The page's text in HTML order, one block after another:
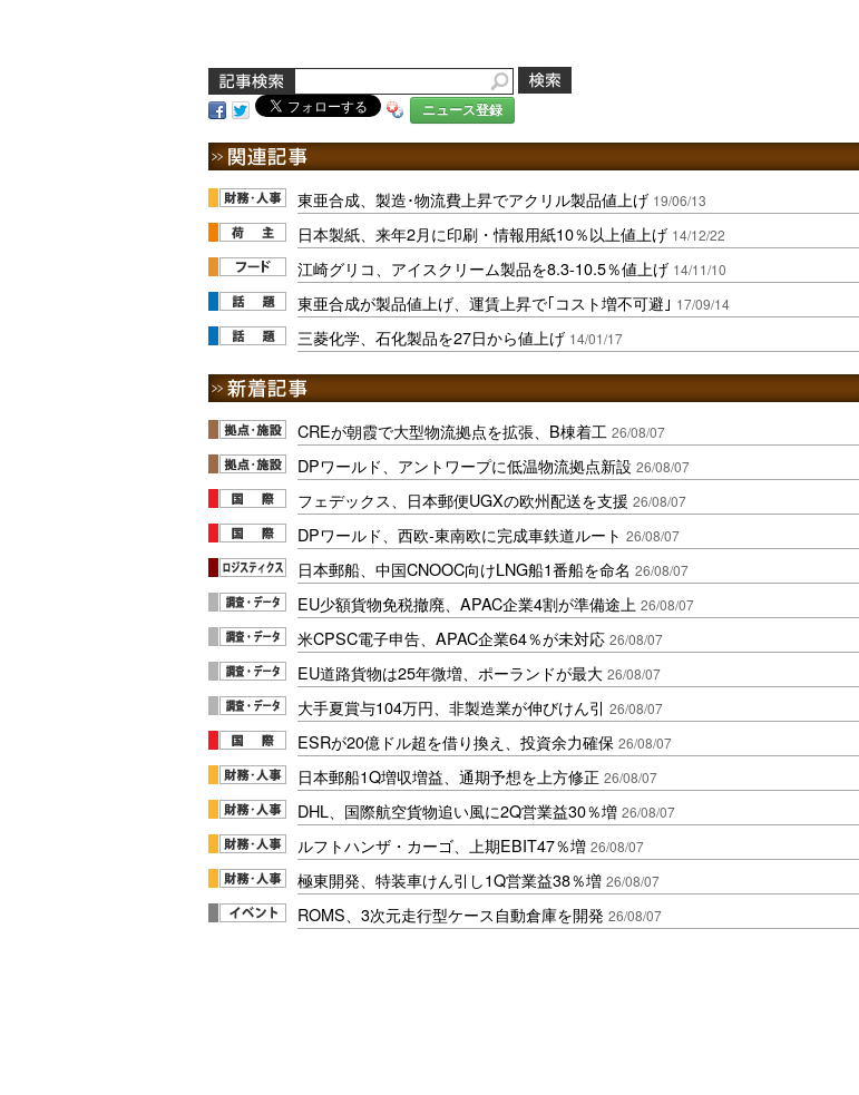
ニュース登録
東亜合成、製造･物流費上昇でアクリル製品値上げ 19/06/13
日本製紙、来年2月に印刷・情報用紙10％以上値上げ 14/12/22
江崎グリコ、アイスクリーム製品を8.3-10.5％値上げ 14/11/10
東亜合成が製品値上げ、運賃上昇で｢コスト増不可避｣ 17/09/14
三菱化学、石化製品を27日から値上げ 14/01/17
CREが朝霞で大型物流拠点を拡張、B棟着工 26/08/07
DPワールド、アントワープに低温物流拠点新設 26/08/07
フェデックス、日本郵便UGXの欧州配送を支援 26/08/07
DPワールド、西欧-東南欧に完成車鉄道ルート 26/08/07
日本郵船、中国CNOOC向けLNG船1番船を命名 26/08/07
EU少額貨物免税撤廃、APAC企業4割が準備途上 26/08/07
米CPSC電子申告、APAC企業64％が未対応 26/08/07
EU道路貨物は25年微増、ポーランドが最大 26/08/07
大手夏賞与104万円、非製造業が伸びけん引 26/08/07
ESRが20億ドル超を借り換え、投資余力確保 26/08/07
日本郵船1Q増収増益、通期予想を上方修正 26/08/07
DHL、国際航空貨物追い風に2Q営業益30％増 26/08/07
ルフトハンザ・カーゴ、上期EBIT47％増 26/08/07
極東開発、特装車けん引し1Q営業益38％増 26/08/07
ROMS、3次元走行型ケース自動倉庫を開発 26/08/07